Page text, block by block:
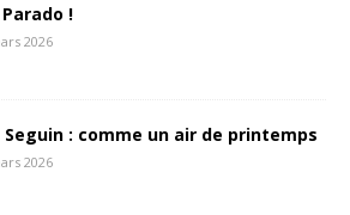
Parado !
2026
Seguin : comme un air de printemps
2026